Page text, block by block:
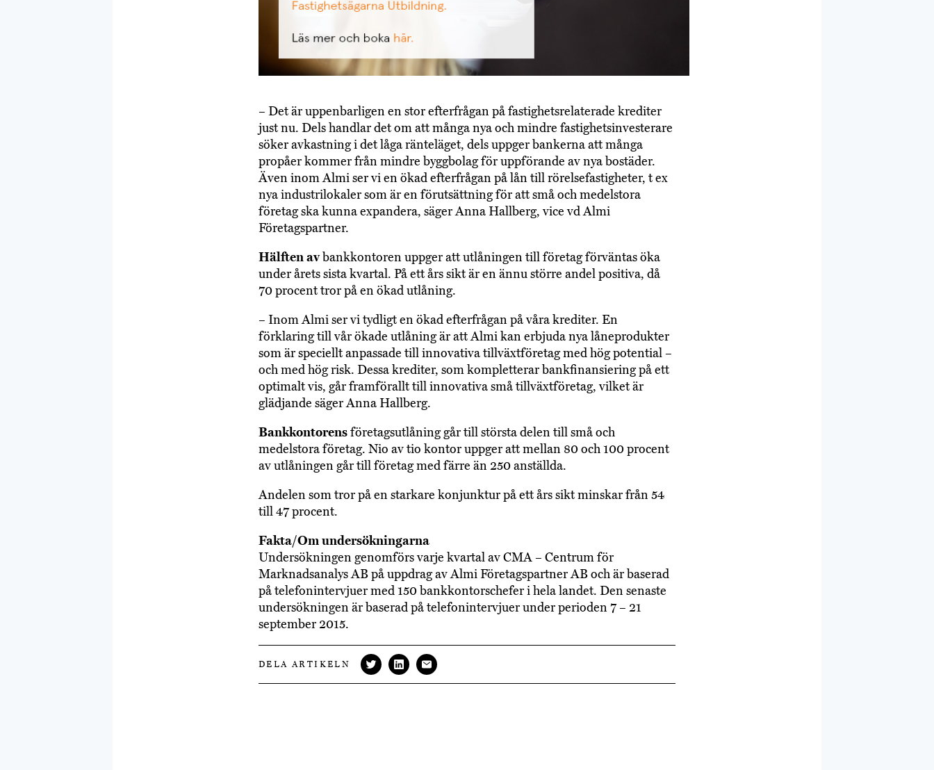
– Det är uppenbarligen en stor efterfrågan på fastighetsrelaterade krediter
just nu. Dels handlar det om att många nya och mindre fastighetsinvesterare
söker avkastning i det låga ränteläget, dels uppger bankerna att många
propåer kommer från mindre byggbolag för uppförande av nya bostäder.
Även inom Almi ser vi en ökad efterfrågan på lån till rörelsefastigheter, t ex
nya industrilokaler som är en förutsättning för att små och medelstora
företag ska kunna expandera, säger Anna Hallberg, vice vd Almi
Företagspartner.
Hälften avbankkontoren uppger att utlåningen till företag förväntas öka
under årets sista kvartal. På ett års sikt är en ännu större andel positiva, då
70 procent tror på en ökad utlåning.
– Inom Almi ser vi tydligt en ökad efterfrågan på våra krediter. En
förklaring till vår ökade utlåning är att Almi kan erbjuda nya låneprodukter
som är speciellt anpassade till innovativa tillväxtföretag med hög potential –
och med hög risk. Dessa krediter, som kompletterar bankfinansiering på ett
optimalt vis, går framförallt till innovativa små tillväxtföretag, vilket är
glädjande säger Anna Hallberg.
Bankkontorensföretagsutlåning går till största delen till små och
medelstora företag. Nio av tio kontor uppger att mellan 80 och 100 procent
av utlåningen går till företag med färre än 250 anställda.
Andelen som tror på en starkare konjunktur på ett års sikt minskar från 54
till 47 procent.
Fakta/Om undersökningarna
Undersökningen genomförs varje kvartal av CMA – Centrum för
Marknadsanalys AB på uppdrag av Almi Företagspartner AB och är baserad
på telefonintervjuer med 150 bankkontorschefer i hela landet. Den senaste
undersökningen är baserad på telefonintervjuer under perioden 7 – 21
september 2015.
DELA ARTIKELN